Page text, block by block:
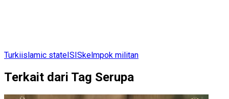
Turkiislamic stateISISkelmpok militan
Terkait dari Tag Serupa